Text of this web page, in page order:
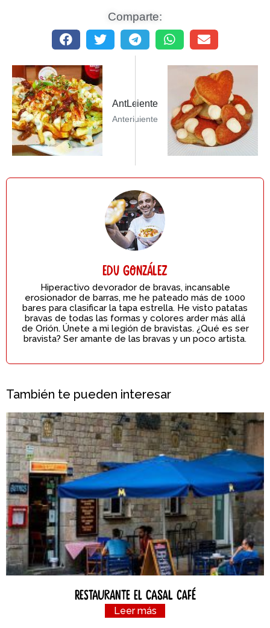
Comparte:
AntLeer Post AnteriorParking Pita
Anterior
Siguiente PostFoodlonaSiguiente
Siguiente
Edu González
Hiperactivo devorador de bravas, incansable
erosionador de barras, me he pateado más de 1000
bares para clasificar la tapa estrella. He visto patatas
bravas de todas las formas y colores arder más allá
de Orión. Únete a mi legión de bravistas. ¿Qué es ser
bravista? Ser amante de las bravas y un poco artista.
También te pueden interesar
Restaurante el Casal Café
Leer más